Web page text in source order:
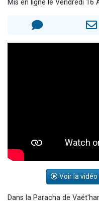
Mis en ligne le Vendredi 16
Voir la vidéo
Dans la Paracha de